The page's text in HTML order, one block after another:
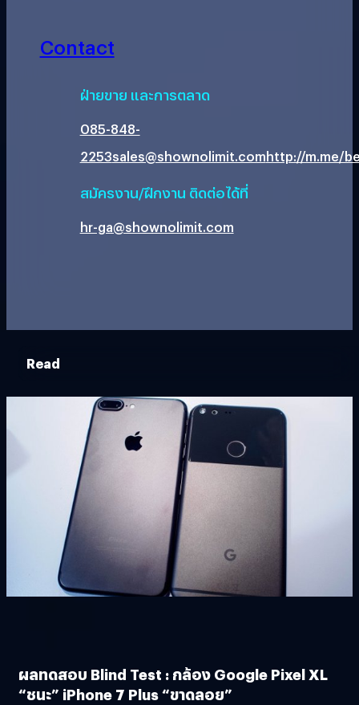
Contact
ฝ่ายขาย และการตลาด
085-848-
2253sales@shownolimit.comhttp://m.me/
สมัครงาน/ฝึกงาน ติดต่อได้ที่
hr-ga@shownolimit.com
Read
ผลทดสอบ Blind Test : กล้อง Google Pixel XL
“ชนะ” iPhone 7 Plus “ขาดลอย”